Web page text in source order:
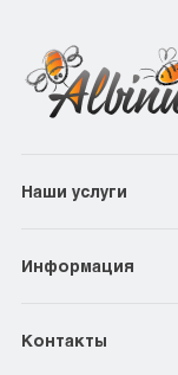
Наши услуги
Информация
Контакты